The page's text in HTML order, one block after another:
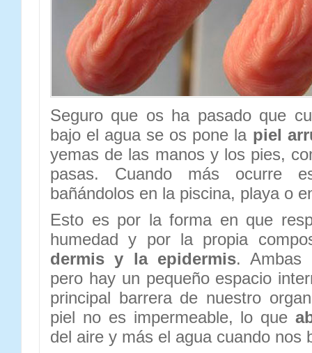
Seguro que os ha pasado que
bajo el agua se os pone la piel
yemas de las manos y los pies,
pasas. Cuando más ocurre
bañándolos en la piscina, playa o
Esto es por la forma en que
humedad y por la propia
dermis y la epidermis. Ambas
pero hay un pequeño espacio
principal barrera de nuestro
piel no es impermeable, lo que
del aire y más el agua cuando nos